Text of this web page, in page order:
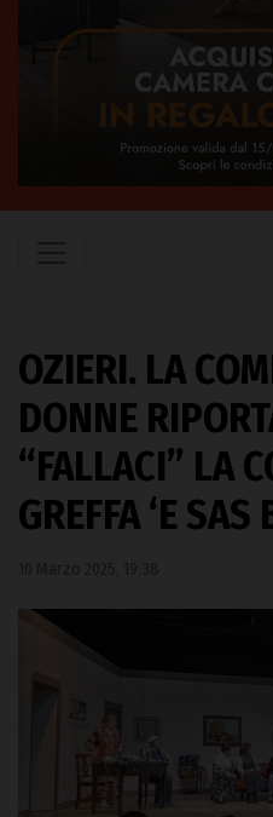
OZIERI. LA
DONNE
“FALLACI” LA
GREFFA ‘E SAS